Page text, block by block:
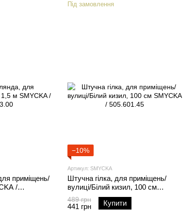
Під замовлення
приміщень/
/
−10%
Артикул: SMYCKA
Штучна гілка, для приміщень/
вулиці/Білий кизил, 100 см
SMYCKA / 505.601.45
489 грн
441 грн Купити